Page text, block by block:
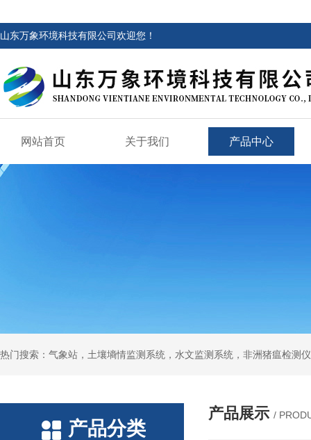
山东万象环境科技有限公司欢迎您！
网站首页 关于我们 产品中心
热门搜索：气象站，土壤墒情监测系统，水文监测系统，非洲猪瘟检测
产品分类
产品展示 /